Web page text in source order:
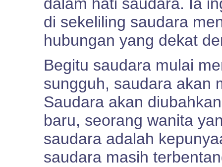
dalam hati saudara. Ia
di sekeliling saudara
hubungan yang dekat
Begitu saudara mulai
sungguh, saudara akan
Saudara akan
baru, seorang wanita
saudara adalah
saudara masih